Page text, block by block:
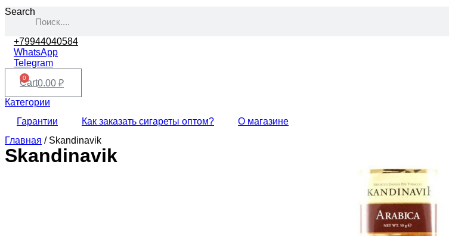
Search
+79944040584
WhatsApp
Telegram
0.00 ₽
0
Cart
Категории
Гарантии
Как заказать сигареты оптом?
О магазине
Главная / Skandinavik
Skandinavik